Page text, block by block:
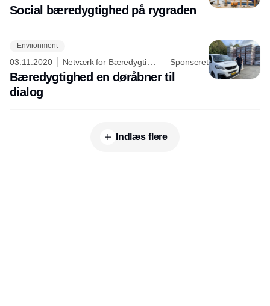
Erhvervsudvikling i NordDanmark
Social bæredygtighed på rygraden
Environment
03.11.2020
Netværk for Bæredygtig
Erhvervsudvikling i NordDanmark
Sponseret
Bæredygtighed en døråbner til
dialog
Indlæs flere